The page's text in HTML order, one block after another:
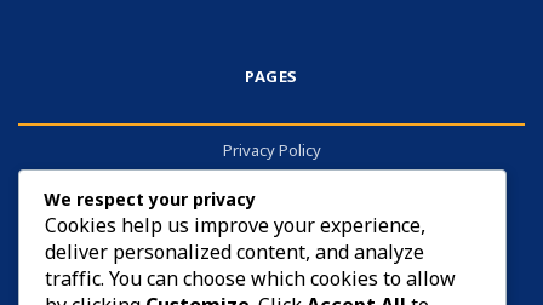
PAGES
Privacy Policy
Contact
Cookies
We respect your privacy
Cookies help us improve your experience,
deliver personalized content, and analyze
traffic. You can choose which cookies to allow